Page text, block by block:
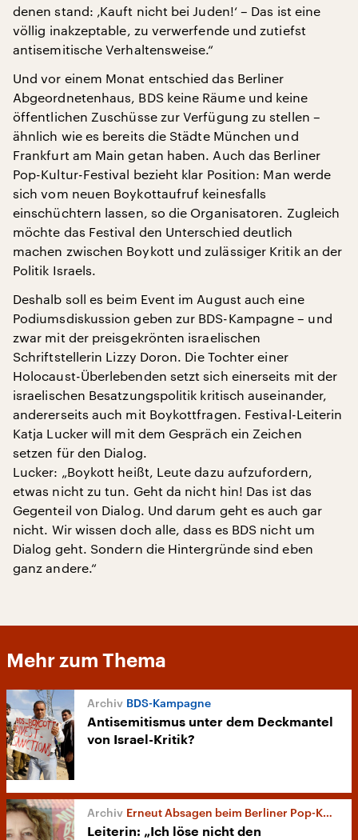
denen stand: ‚Kauft nicht bei Juden!‘ – Das ist eine
völlig inakzeptable, zu verwerfende und zutiefst
antisemitische Verhaltensweise.“
Und vor einem Monat entschied das Berliner
Abgeordnetenhaus, BDS keine Räume und keine
öffentlichen Zuschüsse zur Verfügung zu stellen –
ähnlich wie es bereits die Städte München und
Frankfurt am Main getan haben. Auch das Berliner
Pop-Kultur-Festival bezieht klar Position: Man werde
sich vom neuen Boykottaufruf keinesfalls
einschüchtern lassen, so die Organisatoren. Zugleich
möchte das Festival den Unterschied deutlich
machen zwischen Boykott und zulässiger Kritik an der
Politik Israels.
Deshalb soll es beim Event im August auch eine
Podiumsdiskussion geben zur BDS-Kampagne – und
zwar mit der preisgekrönten israelischen
Schriftstellerin Lizzy Doron. Die Tochter einer
Holocaust-Überlebenden setzt sich einerseits mit der
israelischen Besatzungspolitik kritisch auseinander,
andererseits auch mit Boykottfragen. Festival-Leiterin
Katja Lucker will mit dem Gespräch ein Zeichen
setzen für den Dialog.
Lucker: „Boykott heißt, Leute dazu aufzufordern,
etwas nicht zu tun. Geht da nicht hin! Das ist das
Gegenteil von Dialog. Und darum geht es auch gar
nicht. Wir wissen doch alle, dass es BDS nicht um
Dialog geht. Sondern die Hintergründe sind eben
ganz andere.“
Mehr zum Thema
BDS-Kampagne
Antisemitismus unter dem Deckmantel
von Israel-Kritik?
Erneut Absagen beim Berliner Pop-Kultur-Festival
Leiterin: „Ich löse nicht den